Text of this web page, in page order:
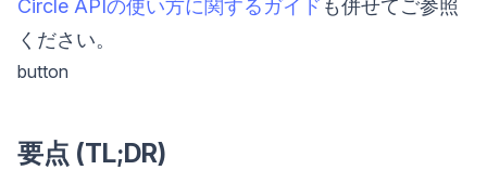
Circle APIの使い方に関するガイド も併せてご参照
ください。
button
要点 (TL;DR)